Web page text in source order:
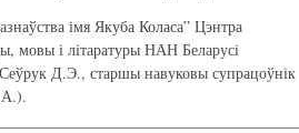
імя Якуба Коласа” Цэнтра
мовы і літаратуры НАН Беларусі
Сеўрук Д.Э., старшы навуковы супрацоўнік